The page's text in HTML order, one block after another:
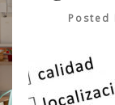
Posted